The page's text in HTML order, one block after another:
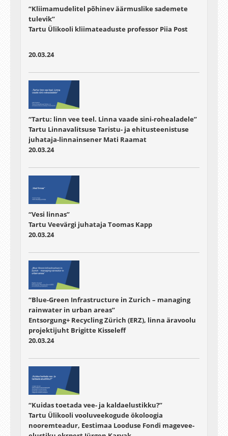
“Kliimamudelitel põhinev äärmuslike sademete
tulevik”
Tartu Ülikooli kliimateaduste professor Piia Post
20.03.24
“Tartu: linn vee teel. Linna vaade sini-rohealadele”
Tartu Linnavalitsuse Taristu- ja ehitusteenistuse
juhataja-linnainsener Mati Raamat
20.03.24
“Vesi linnas”
Tartu Veevärgi juhataja Toomas Kapp
20.03.24
“Blue-Green Infrastructure in Zurich – managing
rainwater in urban areas”
Entsorgung+ Recycling Zürich (ERZ), linna äravoolu
projektijuht Brigitte Kisseleff
20.03.24
“Kuidas toetada vee- ja kaldaelustikku?”
Tartu Ülikooli vooluveekogude ökoloogia
nooremteadur, Eestimaa Looduse Fondi magevee-